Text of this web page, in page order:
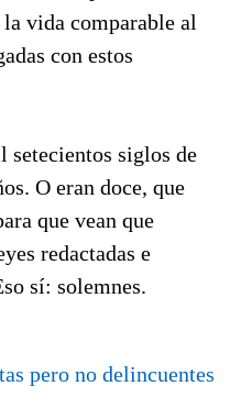
vida comparable al
con estos
setecientos siglos de
O eran doce, que
que vean que
redactadas e
sí: solemnes.
pero no delincuentes